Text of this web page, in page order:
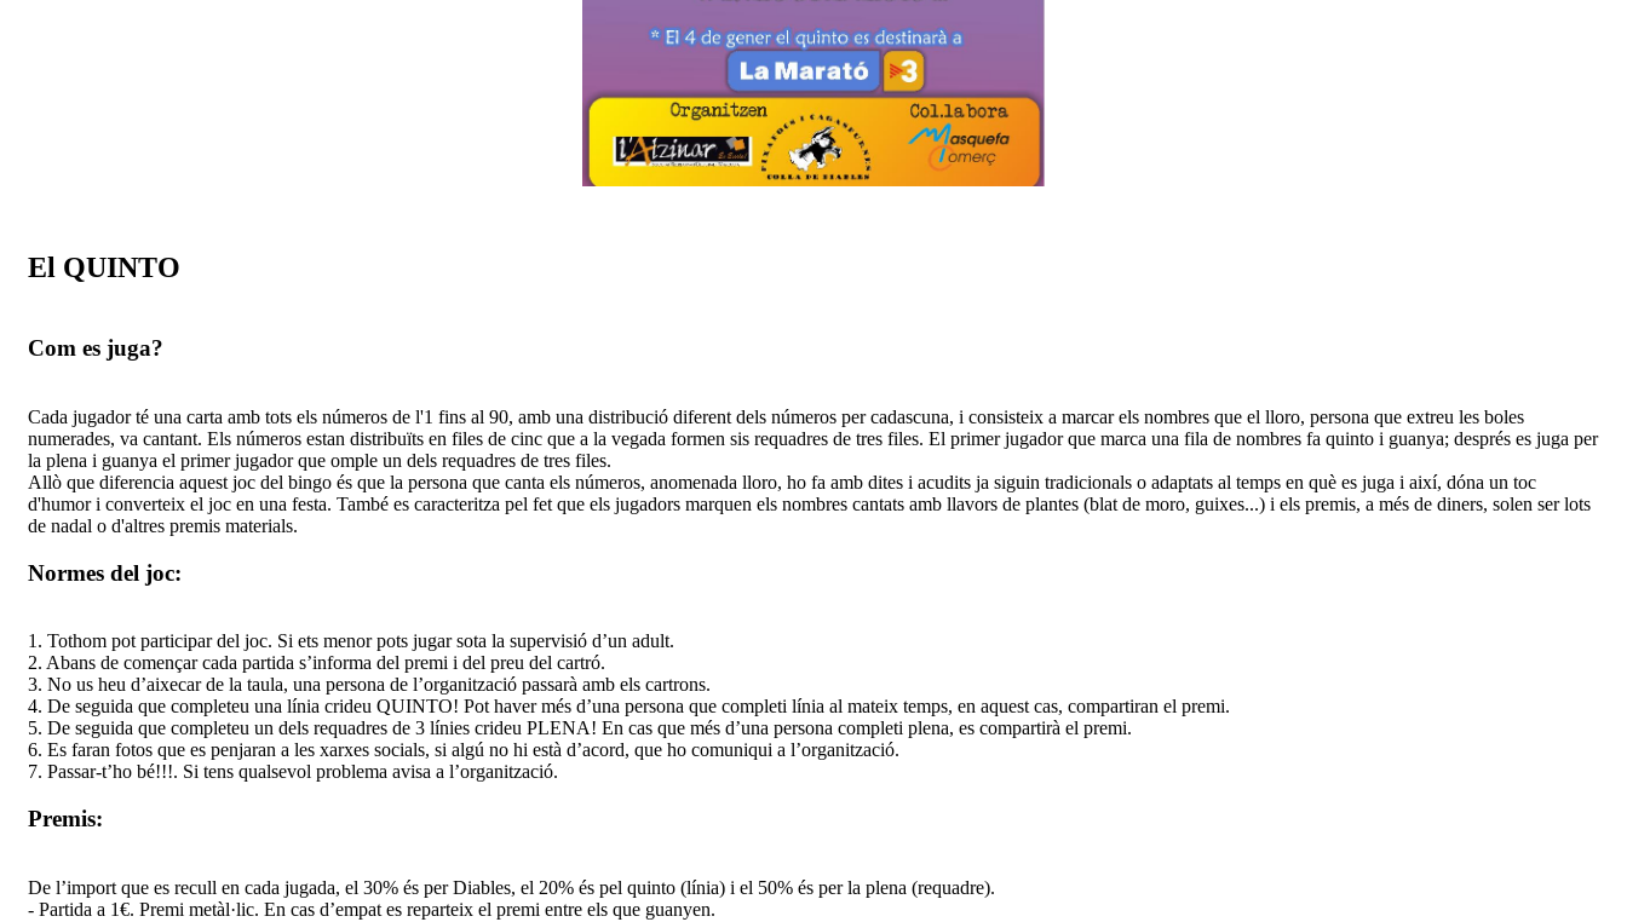
El QUINTO
Com es juga?
Cada jugador té una carta amb tots els números de l'1 fins al 90, amb una distribució diferent dels números per cadascuna, i consisteix a marcar els nombres que el lloro, persona que extreu les boles
numerades, va cantant. Els números estan distribuïts en files de cinc que a la vegada formen sis requadres de tres files. El primer jugador que marca una fila de nombres fa quinto i guanya; després es juga per
la plena i guanya el primer jugador que omple un dels requadres de tres files.
Allò que diferencia aquest joc del bingo és que la persona que canta els números, anomenada lloro, ho fa amb dites i acudits ja siguin tradicionals o adaptats al temps en què es juga i així, dóna un toc
d'humor i converteix el joc en una festa. També es caracteritza pel fet que els jugadors marquen els nombres cantats amb llavors de plantes (blat de moro, guixes...) i els premis, a més de diners, solen ser lots
de nadal o d'altres premis materials.
Normes del joc:
1. Tothom pot participar del joc. Si ets menor pots jugar sota la supervisió d’un adult.
2. Abans de començar cada partida s’informa del premi i del preu del cartró.
3. No us heu d’aixecar de la taula, una persona de l’organització passarà amb els cartrons.
4. De seguida que completeu una línia crideu QUINTO! Pot haver més d’una persona que completi línia al mateix temps, en aquest cas, compartiran el premi.
5. De seguida que completeu un dels requadres de 3 línies crideu PLENA! En cas que més d’una persona completi plena, es compartirà el premi.
6. Es faran fotos que es penjaran a les xarxes socials, si algú no hi està d’acord, que ho comuniqui a l’organització.
7. Passar-t’ho bé!!!. Si tens qualsevol problema avisa a l’organització.
Premis:
De l’import que es recull en cada jugada, el 30% és per Diables, el 20% és pel quinto (línia) i el 50% és per la plena (requadre).
- Partida a 1€. Premi metàl·lic. En cas d’empat es reparteix el premi entre els que guanyen.